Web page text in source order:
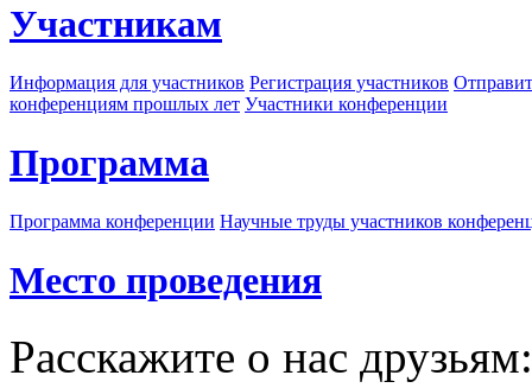
Участникам
Информация для участников Регистрация участников
конференциям прошлых лет Участники конференции
Программа
Программа конференции Научные труды участников
Место проведения
Расскажите о нас друзьям: